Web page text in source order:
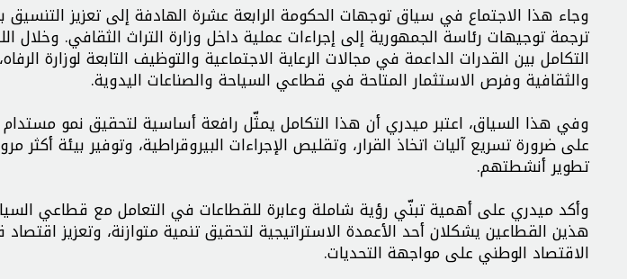
وجاء هذا الاجتماع في سياق توجهات الحكومة الرابعة عشرة الهادفة إلى تعزيز
ترجمة توجيهات رئاسة الجمهورية إلى إجراءات عملية داخل وزارة التراث الثقافي. وخلال
التكامل بين القدرات الداعمة في مجالات الرعاية الاجتماعية والتوظيف التابعة لوزارة
والثقافية وفرص الاستثمار المتاحة في قطاعي السياحة والصناعات اليدوية.
وفي هذا السياق، اعتبر ميدري أن هذا التكامل يمثّل رافعة أساسية لتحقيق نمو
على ضرورة تسريع آليات اتخاذ القرار، وتقليص الإجراءات البيروقراطية، وتوفير بيئة أكثر
تطوير أنشطتهم.
وأكد ميدري على أهمية تبنّي رؤية شاملة وعابرة للقطاعات في التعامل مع قطاعي
هذين القطاعين يشكلان أحد الأعمدة الاستراتيجية لتحقيق تنمية متوازنة، وتعزيز
الاقتصاد الوطني على مواجهة التحديات.